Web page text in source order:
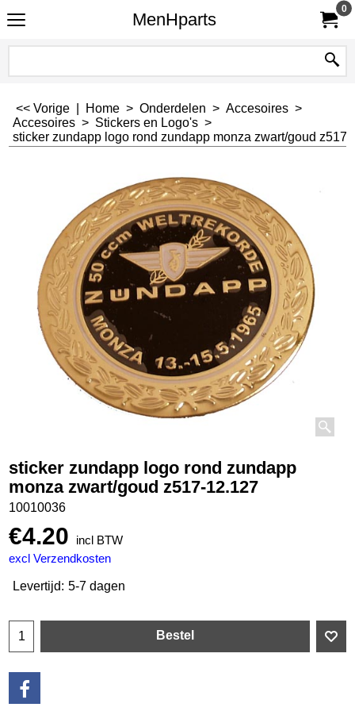
MenHparts
0
<< Vorige Home > Onderdelen > Accesoires >
Accesoires > Stickers en Logo's >
sticker zundapp logo rond zundapp monza zwart/goud z517-
sticker zundapp logo rond zundapp
monza zwart/goud z517-12.127
10010036
€4.20
incl BTW
excl Verzendkosten
Levertijd: 5-7 dagen
Bestel